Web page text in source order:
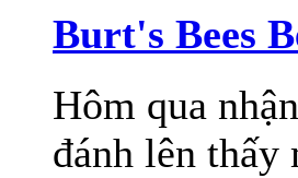
Burt's Bees
Hôm qua
đánh lên